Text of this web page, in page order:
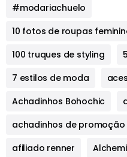
#modariachuelo
10 fotos de roupas
100 truques de styling
7 estilos de moda
Achadinhos Bohochic
achadinhos de promoção
afiliado renner